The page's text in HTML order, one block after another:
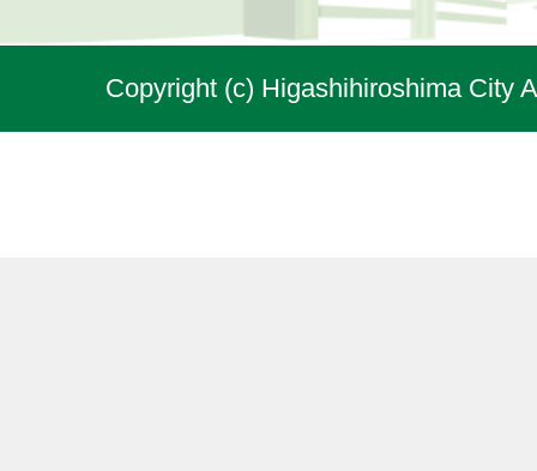
Copyright (c) Higashihiroshima City